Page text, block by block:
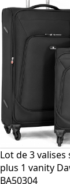
Lot de 3 valises
plus 1 vanity
BA50304